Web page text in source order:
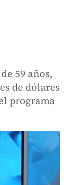
59 años,
de dólares
programa